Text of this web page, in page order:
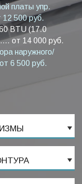
платы упр.
12 500 руб.
BTU (17.0
от 14 000 руб.
наружного/
6 500 руб.